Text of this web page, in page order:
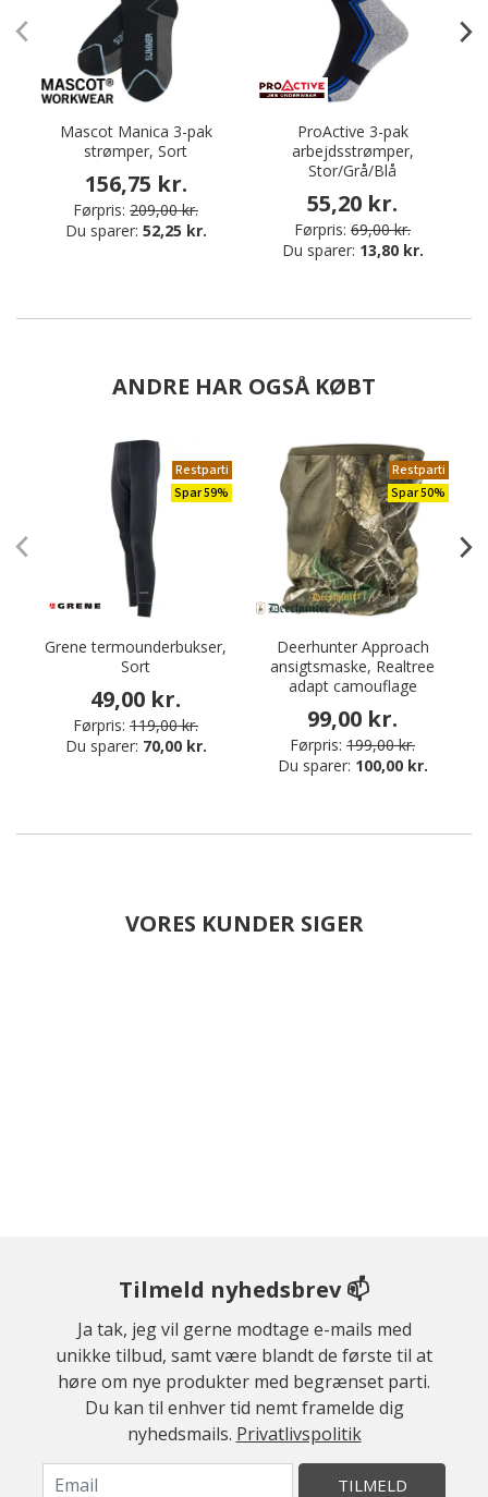
Mascot Manica 3-pak
strømper, Sort
156,75 kr.
Førpris: 209,00 kr.
Du sparer: 52,25 kr.
ProActive 3-pak
arbejdsstrømper,
Stor/Grå/Blå
55,20 kr.
Førpris: 69,00 kr.
Du sparer: 13,80 kr.
ANDRE HAR OGSÅ KØBT
Restparti
Spar 59%
Grene termounderbukser,
Sort
49,00 kr.
Førpris: 119,00 kr.
Du sparer: 70,00 kr.
Restparti
Spar 50%
Deerhunter Approach
ansigtsmaske, Realtree
adapt camouflage
99,00 kr.
Førpris: 199,00 kr.
Du sparer: 100,00 kr.
VORES KUNDER SIGER
Tilmeld nyhedsbrev 📫
Ja tak, jeg vil gerne modtage e-mails med
unikke tilbud, samt være blandt de første til at
høre om nye produkter med begrænset parti.
Du kan til enhver tid nemt framelde dig
nyhedsmails. Privatlivspolitik
TILMELD